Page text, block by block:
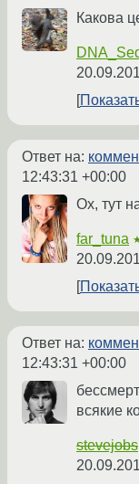
Какова
Ответ на:
12:43:31 +00:00
Ох, тут
far_tuna
Ответ на:
12:43:31 +00:00
всякие
stevejobs